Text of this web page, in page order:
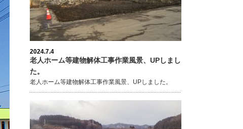
2024.7.4
老人ホーム等建物解体工事作業風景、UPしまし
た。
老人ホーム等建物解体工事作業風景、UPしました。